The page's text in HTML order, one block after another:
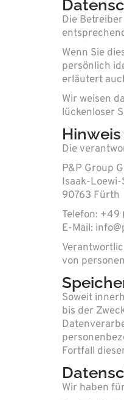
Die
Wenn Sie
persönlich
erläutert
Wir weisen
lückenloser
Die
P&P Group
Isaak-Loewi-
90763 Fürth
Telefon: +49
E-Mail:
von
Soweit
bis der
Fortfall
Wir haben